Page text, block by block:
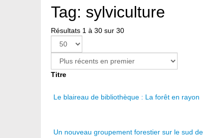
Tag: sylviculture
Résultats 1 à 30 sur 30
Titre
Le blaireau de bibliothèque : La forêt en rayon
Un nouveau groupement forestier sur le sud de